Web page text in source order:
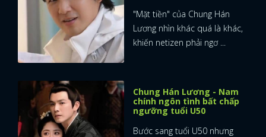
"Mặt tiền" của Chung Hán
Lương nhìn khác quá là khác,
khiến netizen phải ngơ ...
Chung Hán Lương - Nam
chính ngôn tình bất chấp
ngưỡng tuổi U50
Bước sang tuổi U50 nhưng